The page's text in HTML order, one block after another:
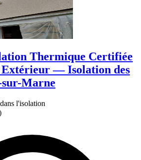
Thermique Certifiée
— Isolation des
Marne
l'isolation